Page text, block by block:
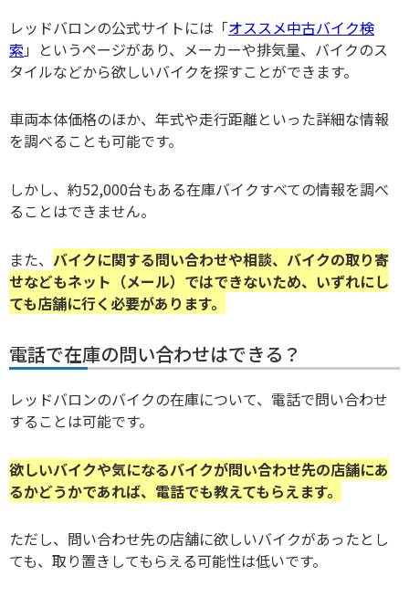
レッドバロンの公式サイトには「オススメ中古バイク検
索 」というページがあり、メーカーや排気量、バイクのス
タイルなどから欲しいバイクを探すことができます。
車両本体価格のほか、年式や走行距離といった詳細な情報
を調べることも可能です。
しかし、約52,000台もある在庫バイクすべての情報を調べ
ることはできません。
また、 バイクに関する問い合わせや相談、バイクの取り寄
せなどもネット（メール）ではできないため、いずれにし
ても店舗に行く必要があります。
電話で在庫の問い合わせはできる？
レッドバロンのバイクの在庫について、電話で問い合わせ
することは可能です。
欲しいバイクや気になるバイクが問い合わせ先の店舗にあ
るかどうかであれば、電話でも教えてもらえます。
ただし、問い合わせ先の店舗に欲しいバイクがあったとし
ても、取り置きしてもらえる可能性は低いです。